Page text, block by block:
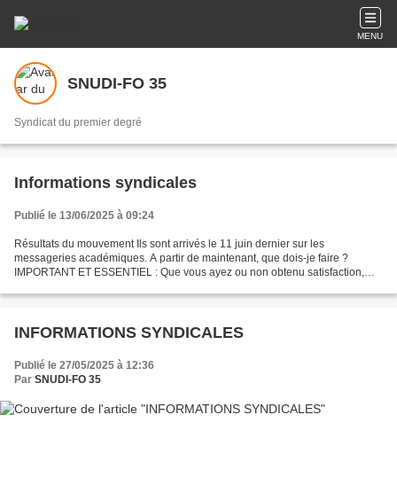
MENU
SNUDI-FO 35
Syndicat du premier degré
Informations syndicales
Publié le 13/06/2025 à 09:24
Résultats du mouvement Ils sont arrivés le 11 juin dernier sur les
messageries académiques. A partir de maintenant, que dois-je faire ?
IMPORTANT ET ESSENTIEL : Que vous ayez ou non obtenu satisfaction,
INFORMATIONS SYNDICALES
Publié le 27/05/2025 à 12:36
Par SNUDI-FO 35